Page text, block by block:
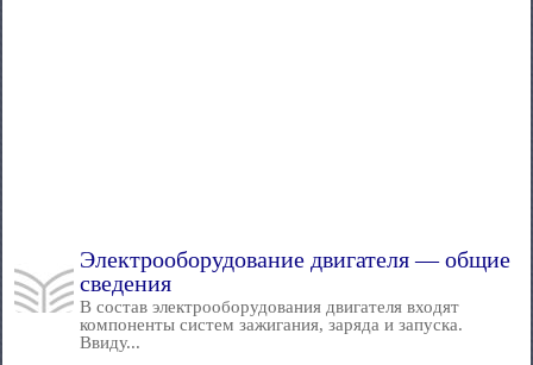
Электрооборудование двигателя — общие
сведения
В состав электрооборудования двигателя входят
компоненты систем зажигания, заряда и запуска.
Ввиду...